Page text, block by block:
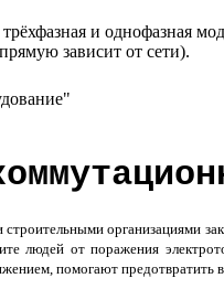
и однофазная
зависит от сети).
строительными организациями
людей от поражения
помогают предотвратить